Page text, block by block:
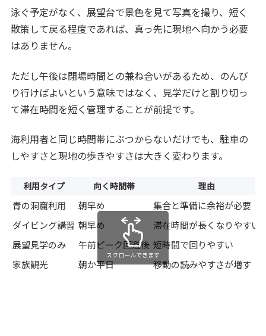
泳ぐ予定がなく、展望台で景色を見て写真を撮り、短く
散策して戻る程度であれば、真っ先に現地へ向かう必要
はありません。
ただし午後は閉場時間との兼ね合いがあるため、のんび
り行けばよいという意味ではなく、見学だけと割り切っ
て滞在時間を短く管理することが前提です。
海利用者と同じ時間帯にぶつからないだけでも、駐車の
しやすさと現地の歩きやすさは大きく変わります。
利用タイプ 向く時間帯 理由
青の洞窟利用 朝早め
集合と準備に余裕が必要
ダイビング講習 朝早め
滞在時間が長くなりやすい
展望見学のみ
午前ピーク回避後 短時間で回りやすい
家族観光
朝か平日 移動の読みやすさが増す
スクロールできます